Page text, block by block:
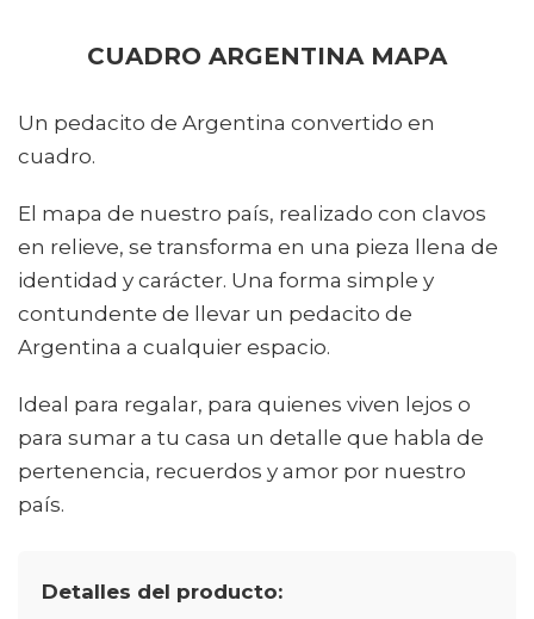
CUADRO ARGENTINA MAPA
Un pedacito de Argentina convertido en
cuadro.
El mapa de nuestro país, realizado con clavos
en relieve, se transforma en una pieza llena de
identidad y carácter. Una forma simple y
contundente de llevar un pedacito de
Argentina a cualquier espacio.
Ideal para regalar, para quienes viven lejos o
para sumar a tu casa un detalle que habla de
pertenencia, recuerdos y amor por nuestro
país.
Detalles del producto: